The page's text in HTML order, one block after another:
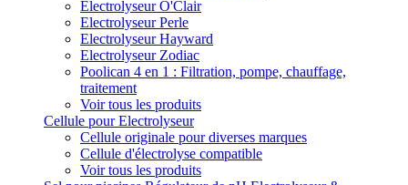
Electrolyseur O'Clair
Electrolyseur Perle
Electrolyseur Hayward
Electrolyseur Zodiac
Poolican 4 en 1 : Filtration, pompe, chauffage,
traitement
Voir tous les produits
Cellule pour Electrolyseur
Cellule originale pour diverses marques
Cellule d'électrolyse compatible
Voir tous les produits